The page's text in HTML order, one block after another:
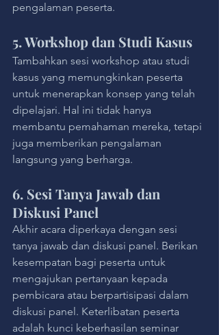
pengalaman peserta.
5. Workshop dan Studi Kasus
Tambahkan sesi workshop atau studi
kasus yang memungkinkan peserta
untuk menerapkan konsep yang telah
dipelajari. Hal ini tidak hanya
membantu pemahaman mereka, tetapi
juga memberikan pengalaman
langsung yang berharga.
6. Sesi Tanya Jawab dan
Diskusi Panel
Akhir acara diperkaya dengan sesi
tanya jawab dan diskusi panel. Berikan
kesempatan bagi peserta untuk
mengajukan pertanyaan kepada
pembicara atau berpartisipasi dalam
diskusi panel. Keterlibatan peserta
adalah kunci keberhasilan seminar